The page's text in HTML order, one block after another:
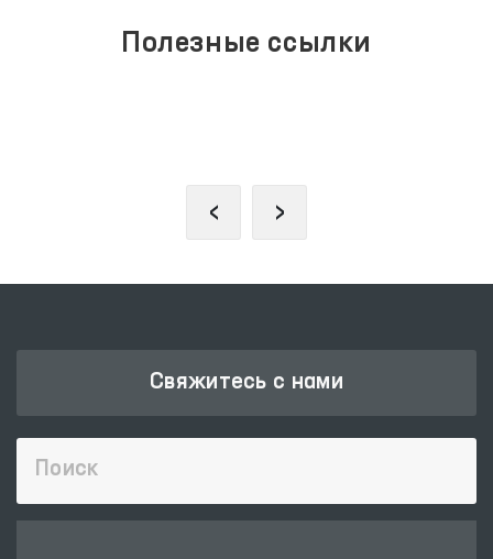
Полезные ссылки
‹ ›
Свяжитесь с нами